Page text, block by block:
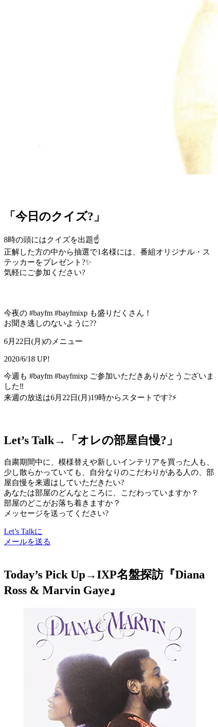
「今日のクイズ?」
8時の頭にはクイズを出題☝
正解した方の中から抽選で1名様には、番組オリジナル・ス
テッカーをプレゼント?✨
気軽にご参加ください?
今夜の #bayfm #bayfmixp も盛りだくさん！
お聞き逃しのないように??
6月22日(月)のメニュー
2020/6/18 UP!
今週も #bayfm #bayfmixp ご参加いただきありがとうございま
した‼
来週の放送は6月22日(月)19時からスタートです?⚡
Let’s Talk→「 オレの部屋自慢? 」
自粛期間中に、模様替えや新しいインテリアを買った人も、
少し散らかっていても、自分なりのこだわりがある人の、部
屋自慢を来週はしていただきたい?
あなたは部屋のどんなところに、こだわっていますか？
部屋のどこがお落ち着きますか？
メッセージを送ってください?
Let’s Talkに
メールを送る
Today’s Pick Up→IXP名盤探訪『Diana
Ross & Marvin Gaye』